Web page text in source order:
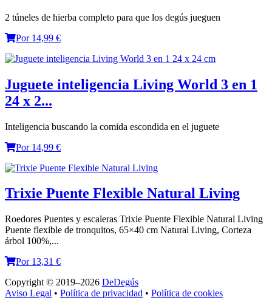
2 túneles de hierba completo para que los degús jueguen
Por 14,99 €
Juguete inteligencia Living World 3 en 1
24 x 2...
Inteligencia buscando la comida escondida en el juguete
Por 14,99 €
Trixie Puente Flexible Natural Living
Roedores Puentes y escaleras Trixie Puente Flexible Natural Living
Puente flexible de tronquitos, 65×40 cm Natural Living, Corteza
árbol 100%,...
Por 13,31 €
Copyright © 2019–2026 DeDegús
Aviso Legal • Política de privacidad • Política de cookies